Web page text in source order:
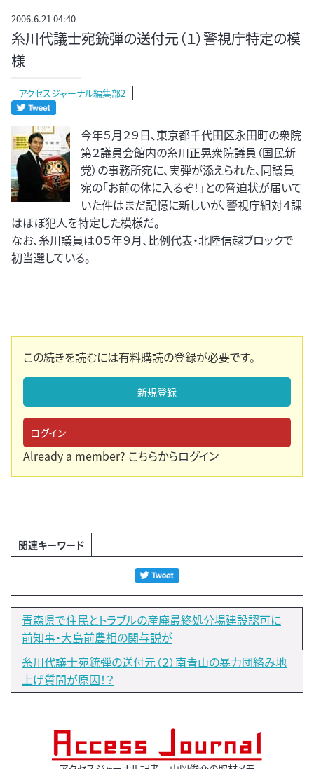
2006.6.21 04:40
糸川代議士宛銃弾の送付元（１）警視庁特定の模
様
アクセスジャーナル編集部2
今年５月２９日、東京都千代田区永田町の衆院
第２議員会館内の糸川正晃衆院議員（国民新
党）の事務所宛に、実弾が添えられた、同議員
宛の「お前の体に入るぞ！」との脅迫状が届いて
いた件はまだ記憶に新しいが、警視庁組対４課
はほぼ犯人を特定した模様だ。
なお、糸川議員は０５年９月、比例代表・北陸信越ブロックで
初当選している。
この続きを読むには有料購読の登録が必要です。
新規登録
ログイン
Already a member? こちらからログイン
関連キーワード
青森県で住民とトラブルの産廃最終処分場建設認可に
前知事・大島前農相の関与説が
糸川代議士宛銃弾の送付元（２）南青山の暴力団絡み地
上げ質問が原因！？